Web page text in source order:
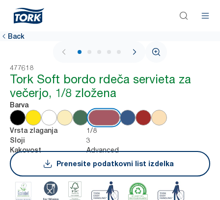
Back
1 / 5
477618
Tork Soft bordo rdeča servieta za
večerjo, 1/8 zložena
Barva
Vrsta zlaganja 1/8
Sloji 3
Kakovost
Advanced
Prenesite podatkovni list izdelka